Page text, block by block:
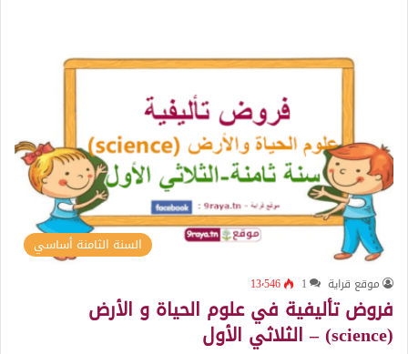
السنة الثامنة أساسي
موقع قراية 1 13٬546
فروض تأليفية في علوم الحياة و الأرض
(science) – الثلاثي الأول